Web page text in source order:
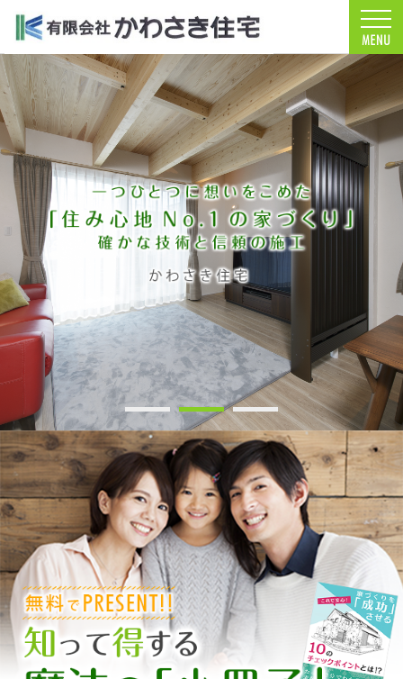
注文住宅（青森・青森市）の工務店ならかわさき住宅
お客様を笑顔する家づくりをします。注文住宅（青森・青森市）の工務店なら安心・信頼
注文住宅（青森・青森市）の工務店なら当店で家づくり
1 2 3